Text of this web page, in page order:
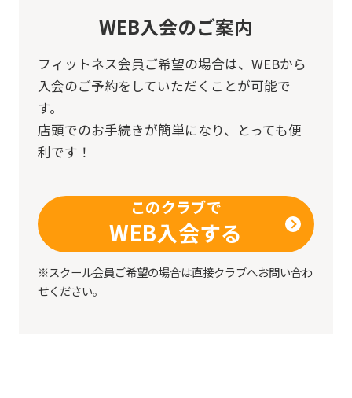
WEB入会のご案内
フィットネス会員ご希望の場合は、 WEBから
入会のご予約をしていただくことが可能で
す。
店頭でのお手続きが簡単になり、とっても便
利です！
このクラブで
WEB入会する
※スクール会員ご希望の場合は直接クラブへお問い合わ
せください。
accurate
translation.
The
translation
differ
the
original
content.
We